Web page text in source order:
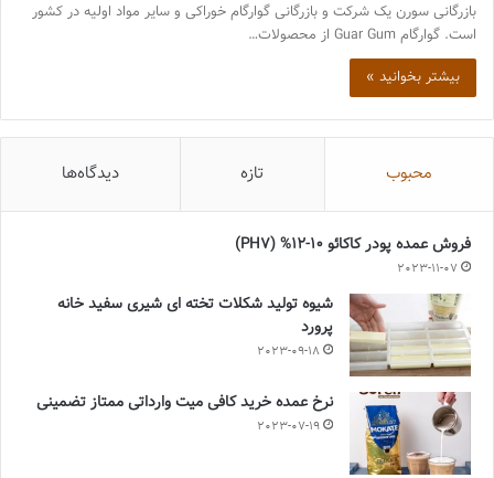
بازرگانی سورن یک شرکت و بازرگانی گوارگام خوراکی و سایر مواد اولیه در کشور
است. گوارگام Guar Gum از محصولات…
بیشتر بخوانید »
محبوب تازه دیدگاه‌ها
فروش عمده پودر کاکائو 10-12% (PH7)
2023-11-07
شیوه تولید شکلات تخته ای شیری سفید خانه
پرورد
2023-09-18
نرخ عمده خرید کافی میت وارداتی ممتاز تضمینی
2023-07-19